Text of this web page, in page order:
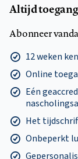
Altijd
Abonneer
12 weken
Online
Eén
Het
Onbeperkt